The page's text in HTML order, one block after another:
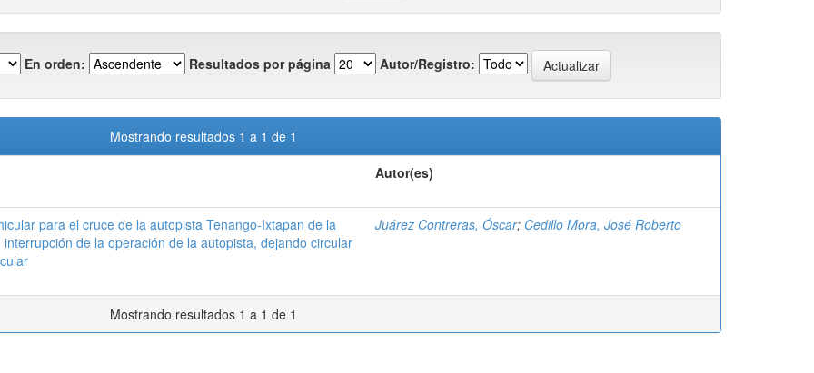
En orden: Resultados por página Autor/Registro:
Mostrando resultados 1 a 1 de 1
Autor(es)
para el cruce de la autopista Tenango-Ixtapan de la
de la operación de la autopista, dejando circular
Juárez Contreras, Óscar; Cedillo Mora, José Roberto
Mostrando resultados 1 a 1 de 1